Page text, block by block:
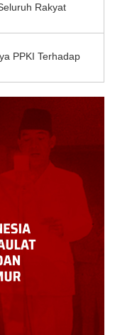
Rakyat
PPKI Terhadap